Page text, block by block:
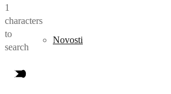
Novosti
1
characters
to
search